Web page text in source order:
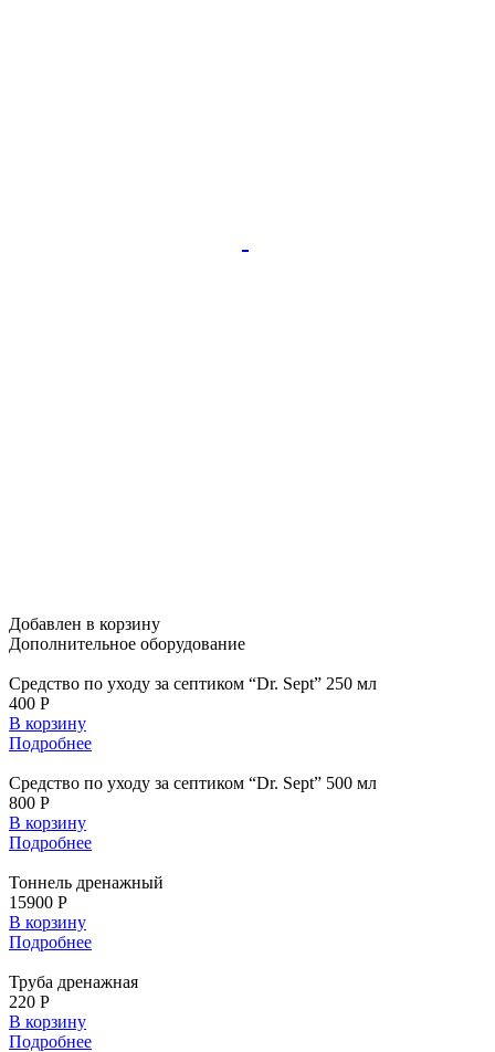
Добавлен в корзину
Дополнительное оборудование
Средство по уходу за септиком “Dr. Sept” 250 мл
400 Р
В корзину
Подробнее
Средство по уходу за септиком “Dr. Sept” 500 мл
800 Р
В корзину
Подробнее
Тоннель дренажный
15900 Р
В корзину
Подробнее
Труба дренажная
220 Р
В корзину
Подробнее